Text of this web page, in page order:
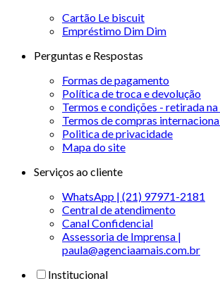
Cartão Le biscuit
Empréstimo Dim Dim
Perguntas e Respostas
Formas de pagamento
Política de troca e devolução
Termos e condições - retirada
Termos de compras
Politica de privacidade
Mapa do site
Serviços ao cliente
WhatsApp | (21) 97971-2181
Central de atendimento
Canal Confidencial
Assessoria de Imprensa |
paula@agenciaamais.com.br
Institucional